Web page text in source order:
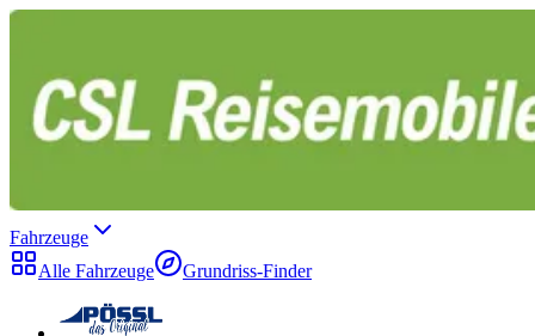
Fahrzeuge
Alle Fahrzeuge
Grundriss-Finder